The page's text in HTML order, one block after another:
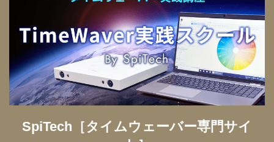
SpiTech［タイムウェーバー専門サイ